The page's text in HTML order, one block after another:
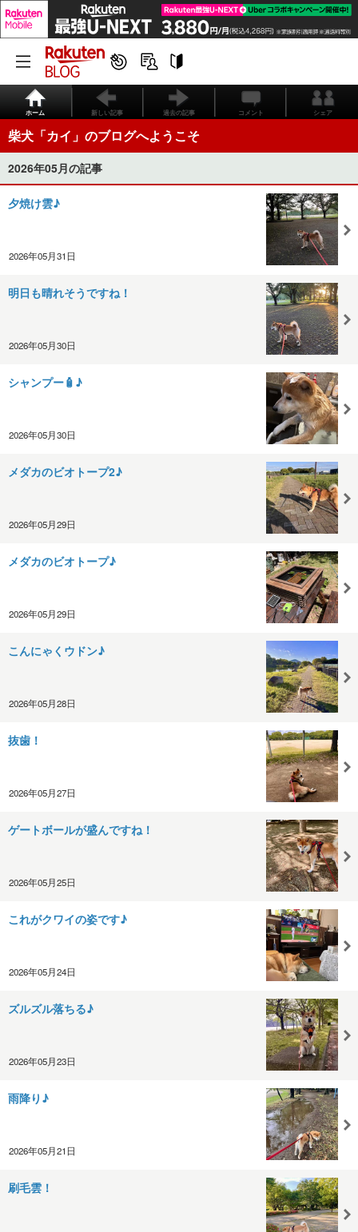
ホーム 新しい記事 過去の記事 コメント シェア
柴犬「カイ」のブログへようこそ
2026年05月の記事
夕焼け雲♪
2026年05月31日
明日も晴れそうですね！
2026年05月30日
シャンプー🧴♪
2026年05月30日
メダカのビオトープ2♪
2026年05月29日
メダカのビオトープ♪
2026年05月29日
こんにゃくウドン♪
2026年05月28日
抜歯！
2026年05月27日
ゲートボールが盛んですね！
2026年05月25日
これがクワイの姿です♪
2026年05月24日
ズルズル落ちる♪
2026年05月23日
雨降り♪
2026年05月21日
刷毛雲！